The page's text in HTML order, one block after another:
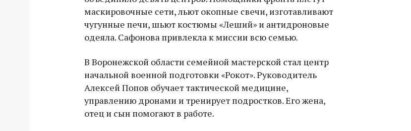
маскировочные сети, льют окопные свечи, изготавливают
чугунные печи, шьют костюмы «Леший» и антидроновые
одеяла. Сафонова привлекла к миссии всю семью.
В Воронежской области семейной мастерской стал центр
начальной военной подготовки «Рокот». Руководитель
Алексей Попов обучает тактической медицине,
управлению дронами и тренирует подростков. Его жена,
отец и сын помогают в работе.
Владимир Якушев сопровождает грузы
для бойцов СВО с самого начала
спецоперации.